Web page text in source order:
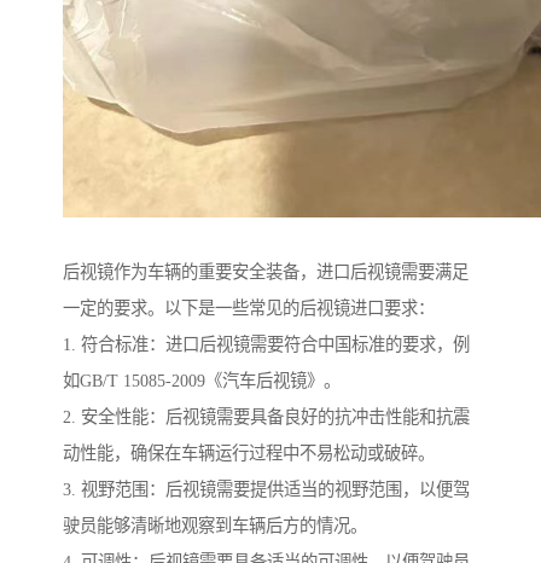
后视镜作为车辆的重要安全装备，进口后视镜需要满足
一定的要求。以下是一些常见的后视镜进口要求：
1. 符合标准：进口后视镜需要符合中国标准的要求，例
如GB/T 15085-2009《汽车后视镜》。
2. 安全性能：后视镜需要具备良好的抗冲击性能和抗震
动性能，确保在车辆运行过程中不易松动或破碎。
3. 视野范围：后视镜需要提供适当的视野范围，以便驾
驶员能够清晰地观察到车辆后方的情况。